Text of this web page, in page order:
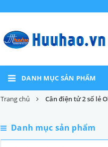
DANH MỤC SẢN PHẨM
Trang chủ Cân điện tử 2 số lẻ
Danh mục sản phẩm